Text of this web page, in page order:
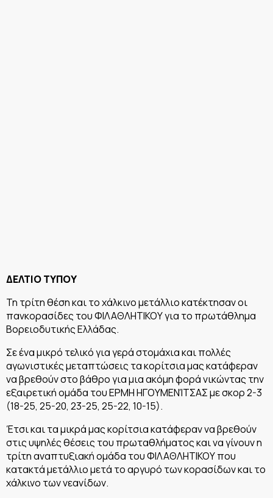
ΔΕΛΤΙΟ ΤΥΠΟΥ
Τη τρίτη θέση και το χάλκινο μετάλλιο κατέκτησαν οι
πανκορασίδες του ΦΙΛΑΘΛΗΤΙΚΟΥ για το πρωτάθλημα
Βορειοδυτικής Ελλάδας.
Σε ένα μικρό τελικό για γερά στομάχια και πολλές
αγωνιστικές μεταπτώσεις τα κορίτσια μας κατάφεραν
να βρεθούν στο βάθρο για μια ακόμη φορά νικώντας την
εξαιρετική ομάδα του ΕΡΜΗ ΗΓΟΥΜΕΝΊΤΣΑΣ με σκορ 2-3
(18-25, 25-20, 23-25, 25-22, 10-15).
Έτσι και τα μικρά μας κορίτσια κατάφεραν να βρεθούν
στις υψηλές θέσεις του πρωταθλήματος και να γίνουν η
τρίτη αναπτυξιακή ομάδα του ΦΙΛΑΘΛΗΤΙΚΟΥ που
κατακτά μετάλλιο μετά το αργυρό των κορασίδων και το
χάλκινο των νεανίδων.